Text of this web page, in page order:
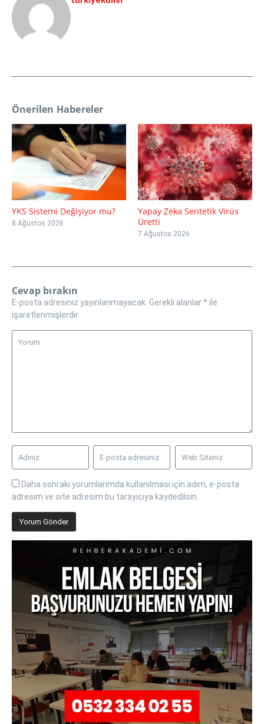
Önerilen Habereler
YKS Sistemi Değişiyor mu?
8 Ağustos 2026
Yapay Zeka Sentetik Virüs
Üretti
7 Ağustos 2026
Cevap bırakın
E-posta adresiniz yayınlanmayacak. Gerekli alanlar*ile
işaretlenmişlerdir
Daha sonraki yorumlarımda kullanılması için adım, e-posta
adresim ve site adresim bu tarayıcıya kaydedilsin.